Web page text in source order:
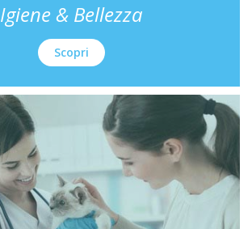
Igiene & Bellezza
Scopri